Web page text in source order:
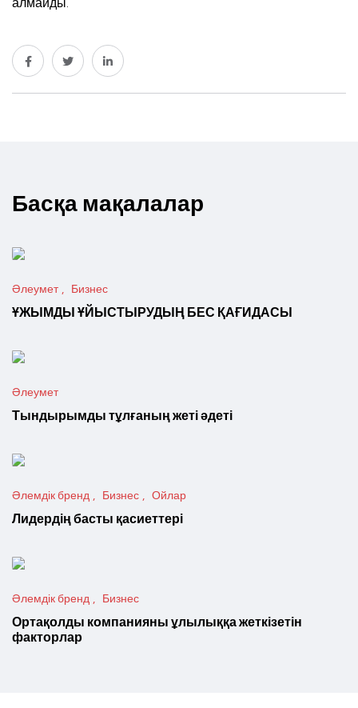
Басқа мақалалар
Әлеумет Бизнес
ҰЖЫМДЫ ҰЙЫСТЫРУДЫҢ БЕС ҚАҒИДАСЫ
Әлеумет
Тындырымды тұлғаның жеті әдеті
Әлемдік бренд Бизнес Ойлар
Лидердің басты қасиеттері
Әлемдік бренд Бизнес
Ортақолды компанияны ұлылыққа жеткізетін
факторлар